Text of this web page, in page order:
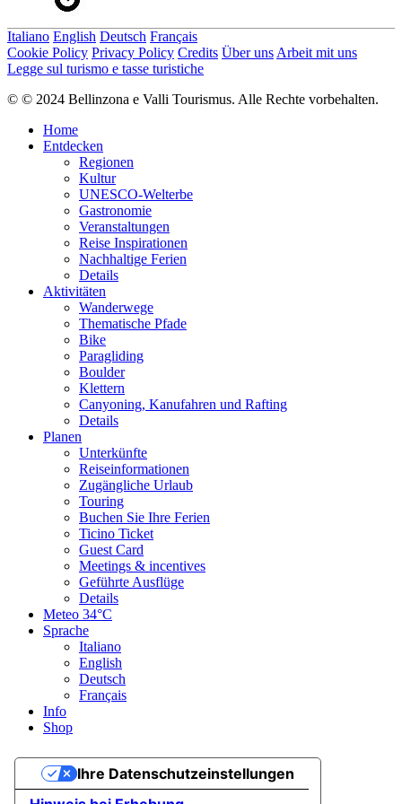
Italiano English Deutsch Français
Cookie Policy Privacy Policy Credits Über uns Arbeit mit uns
Legge sul turismo e tasse turistiche
© © 2024 Bellinzona e Valli Tourismus. Alle Rechte vorbehalten.
Home
Entdecken
Regionen
Kultur
UNESCO-Welterbe
Gastronomie
Veranstaltungen
Reise Inspirationen
Nachhaltige Ferien
Details
Aktivitäten
Wanderwege
Thematische Pfade
Bike
Paragliding
Boulder
Klettern
Canyoning, Kanufahren und Rafting
Details
Planen
Unterkünfte
Reiseinformationen
Zugängliche Urlaub
Touring
Buchen Sie Ihre Ferien
Ticino Ticket
Guest Card
Meetings & incentives
Geführte Ausflüge
Details
Meteo 34°C
Sprache
Italiano
English
Deutsch
Français
Info
Shop
Ihre Datenschutzeinstellungen